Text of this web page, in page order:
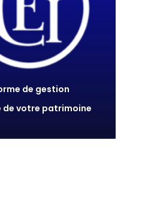
de gestion
votre patrimoine